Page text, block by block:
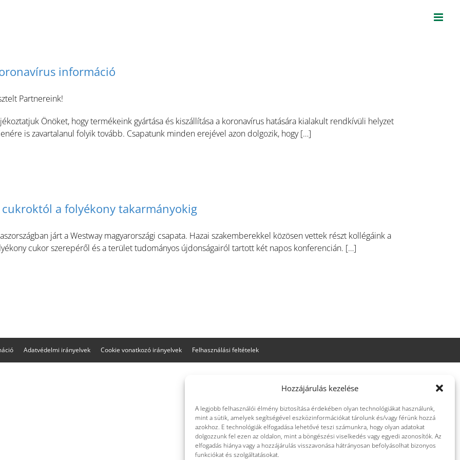
Hozzájárulás kezelése
A legjobb felhasználói élmény biztosítása érdekében olyan technológiákat használunk,
mint a sütik, amelyek segítségével eszközinformációkat tárolunk és/vagy férünk hozzá
azokhoz. E technológiák elfogadása lehetővé teszi számunkra, hogy olyan adatokat
dolgozzunk fel ezen az oldalon, mint a böngészési viselkedés vagy egyedi azonosítók. Az
elfogadás hiánya vagy a hozzájárulás visszavonása hátrányosan befolyásolhat bizonyos
funkciókat és szolgáltatásokat.
információ
Partnereink!
Önöket, hogy termékeink gyártása és kiszállítása a koronavírus hatására kialakult rendkívüli helyzet
is zavartalanul folyik tovább. Csapatunk minden erejével azon dolgozik, hogy […]
cukroktól a folyékony takarmányokig
járt a Westway magyarországi csapata. Hazai szakemberekkel közösen vettek részt kollégáink a
cukor szerepéről és a terület tudományos újdonságairól tartott két napos konferencián. […]
Adatvédelmi irányelvek Cookie vonatkozó irányelvek Felhasználási feltételek